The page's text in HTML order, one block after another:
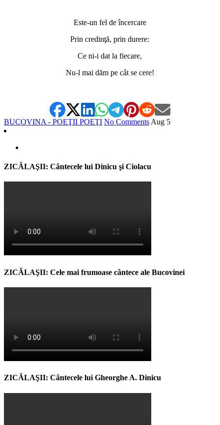
Este-un fel de încercare
Prin credinţă, prin durere:
Ce ni-i dat la fiecare,
Nu-l mai dăm pe cât se cere!
BUCOVINA - POEŢII POEŢI No Comments Aug 5
ZICĂLAŞII: Cântecele lui Dinicu şi Ciolacu
ZICĂLAŞII: Cele mai frumoase cântece ale Bucovinei
ZICĂLAŞII: Cântecele lui Gheorghe A. Dinicu